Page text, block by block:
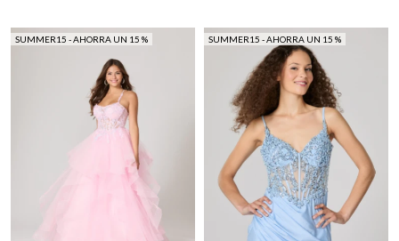
SUMMER15 - AHORRA UN 15 % SUMMER15 - AHORRA UN 15 %